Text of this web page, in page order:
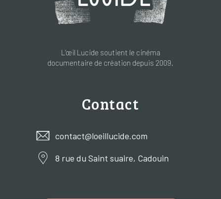
L’œil Lucide soutient le cinéma
documentaire de création depuis 2009.
Contact
contact@loeillucide.com
8 rue du Saint suaire, Cadouin